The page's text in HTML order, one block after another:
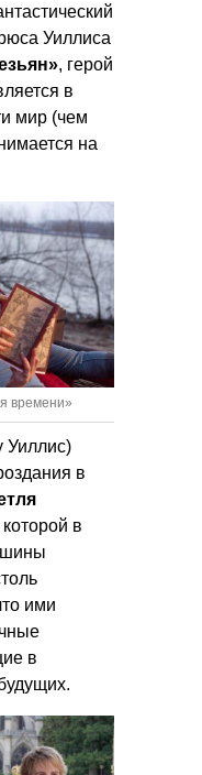
Уиллиса
, герой
в
мир (чем
на
времени»
Уиллис)
в
в
ими
в